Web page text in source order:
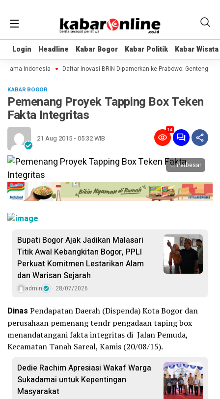
Login Headline Kabar Bogor Kabar Politik Kabar Wisata
Login Headline Kabar Bogor Kabar Politik Kabar Wisata
Indonesia Daftar Inovasi BRIN Dipamerkan ke Prabowo: Genteng
KABAR BOGOR
Pemenang Proyek Tapping Box Teken
Fakta Integritas
21 Aug 2015 - 05:32 WIB
14
Perbesar
Bupati Bogor Ajak Jadikan Malasari
Titik Awal Kebangkitan Bogor, PPLI
Perkuat Komitmen Lestarikan Alam
dan Warisan Sejarah
admin 28/07/2026
Dinas Pendapatan Daerah (Dispenda) Kota Bogor dan
perusahaan pemenang tendr pengadaan taping box
menandatangani fakta integritas di Jalan Pemuda,
Kecamatan Tanah Sareal, Kamis (20/08/15).
Dedie Rachim Apresiasi Wakaf Warga
Sukadamai untuk Kepentingan
Masyarakat